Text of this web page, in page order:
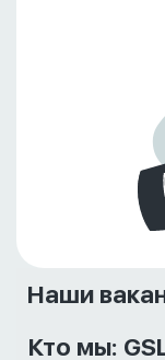
Наши
Кто мы: